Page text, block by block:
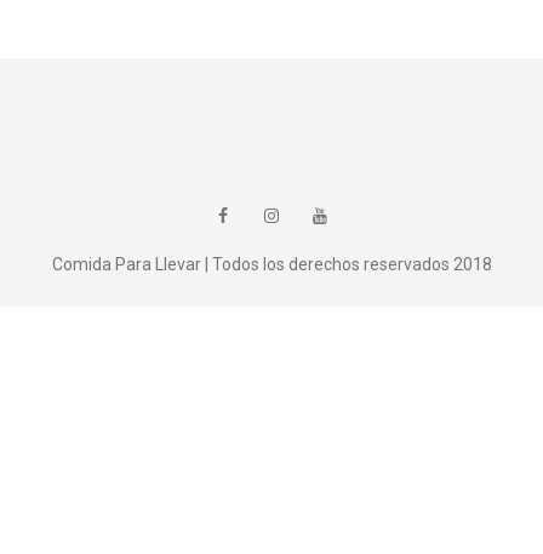
Comida Para Llevar | Todos los derechos reservados 2018